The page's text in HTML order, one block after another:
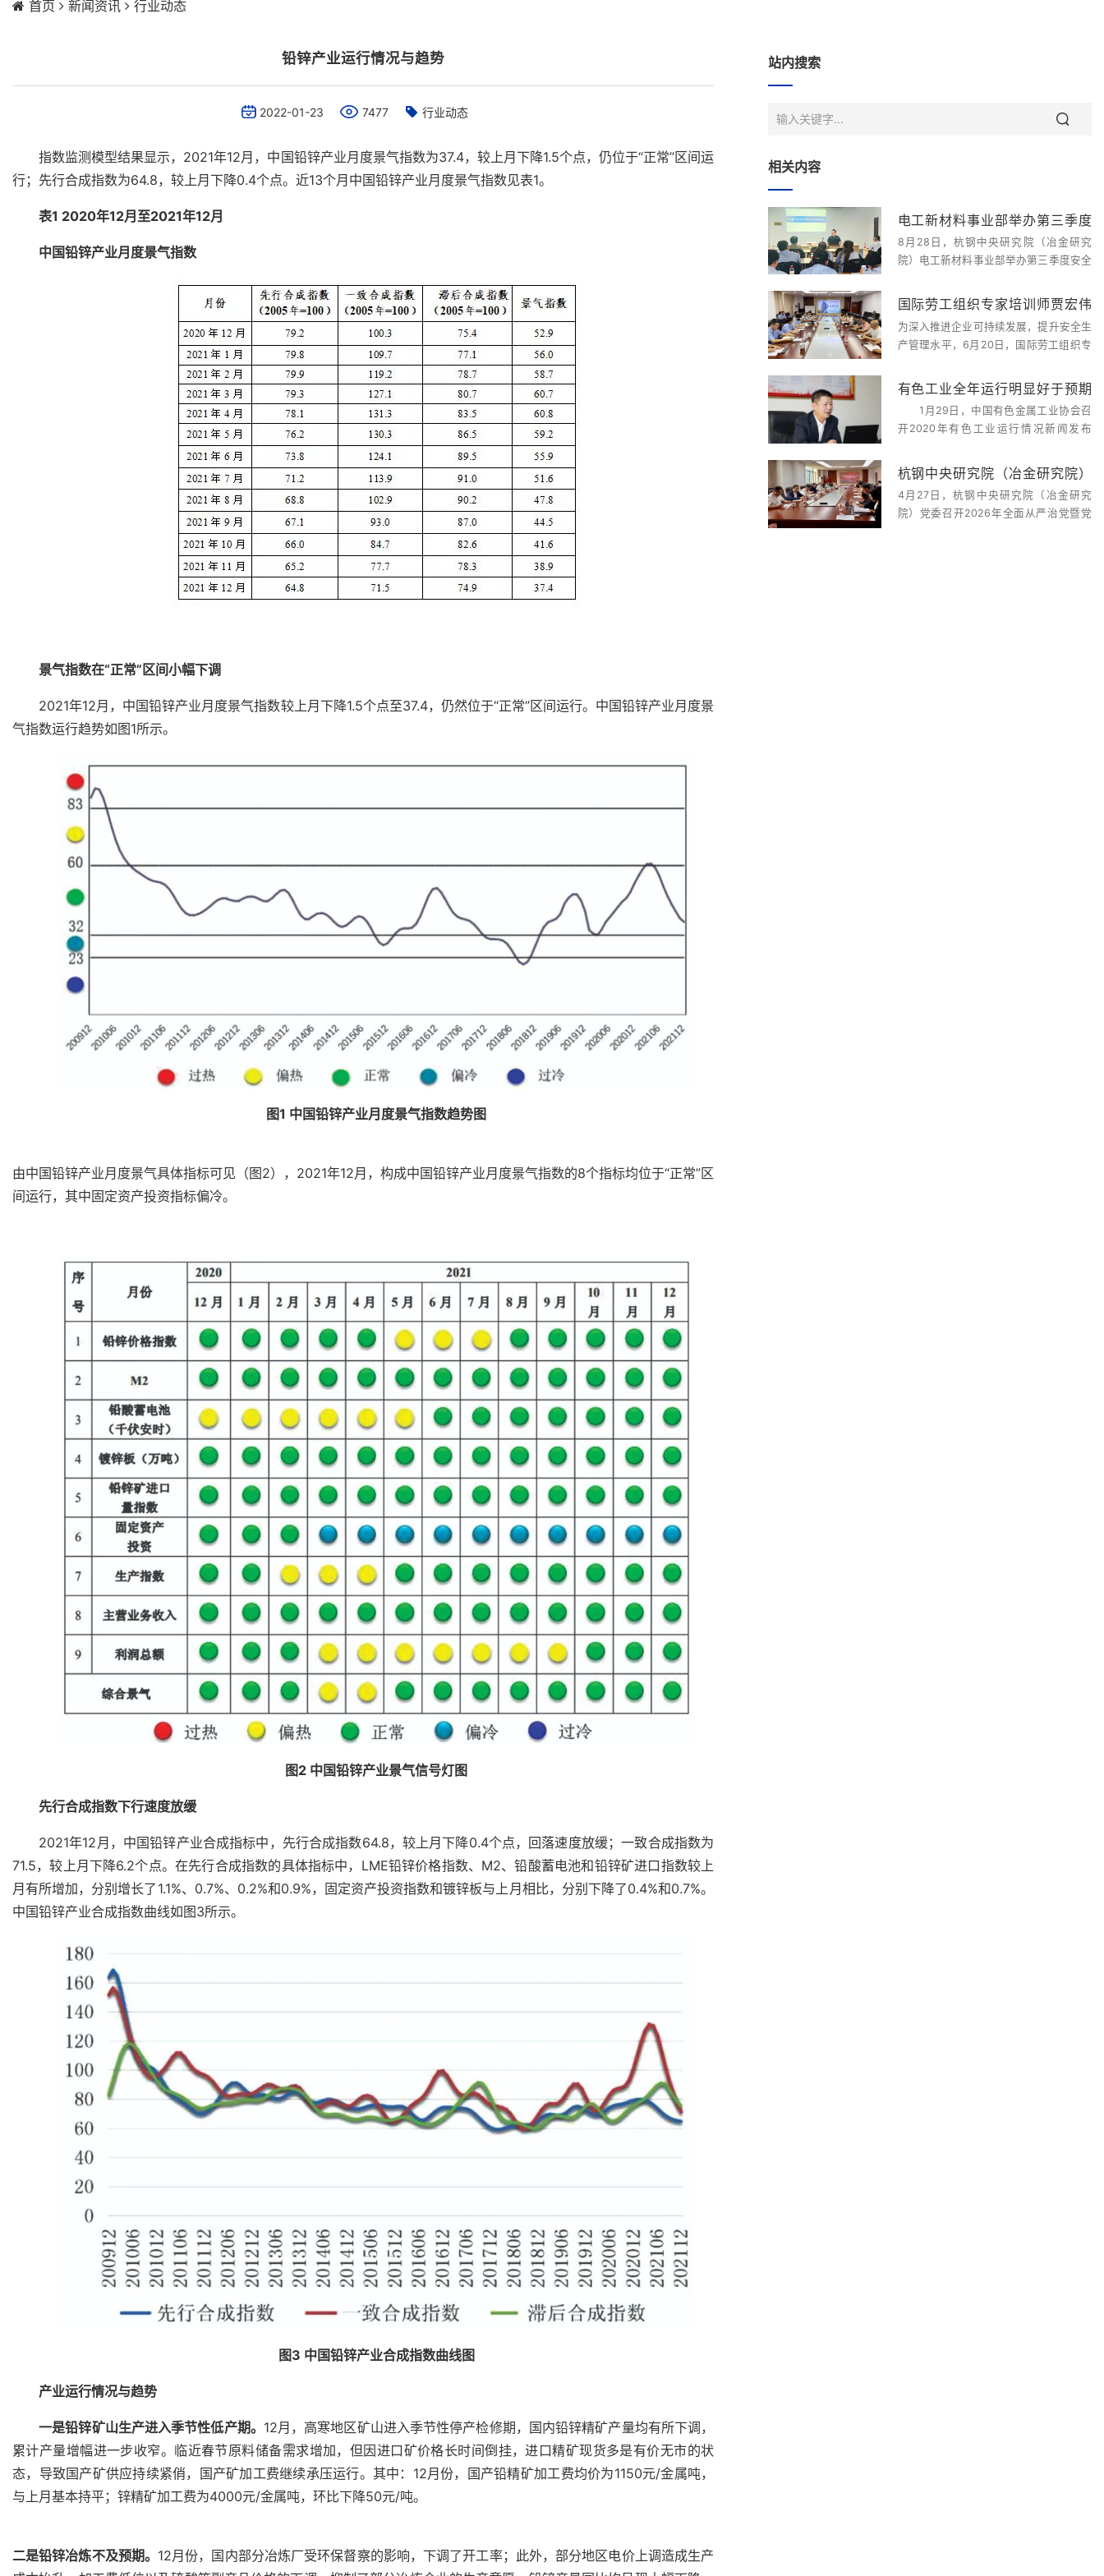
首页 新闻资讯 行业动态
铅锌产业运行情况与趋势
2022-01-23 7477 行业动态
指数监测模型结果显示，2021年12月，中国铅锌产业月度景气指数为37.4，较上月下降1.5个点，仍位于“正常”区间运
行；先行合成指数为64.8，较上月下降0.4个点。近13个月中国铅锌产业月度景气指数见表1。
表1 2020年12月至2021年12月
中国铅锌产业月度景气指数
景气指数在“正常”区间小幅下调
2021年12月，中国铅锌产业月度景气指数较上月下降1.5个点至37.4，仍然位于“正常”区间运行。中国铅锌产业月度景
气指数运行趋势如图1所示。
图1 中国铅锌产业月度景气指数趋势图
由中国铅锌产业月度景气具体指标可见（图2），2021年12月，构成中国铅锌产业月度景气指数的8个指标均位于“正常”区
间运行，其中固定资产投资指标偏冷。
图2 中国铅锌产业景气信号灯图
先行合成指数下行速度放缓
2021年12月，中国铅锌产业合成指标中，先行合成指数64.8，较上月下降0.4个点，回落速度放缓；一致合成指数为
71.5，较上月下降6.2个点。在先行合成指数的具体指标中，LME铅锌价格指数、M2、铅酸蓄电池和铅锌矿进口指数较上
月有所增加，分别增长了1.1%、0.7%、0.2%和0.9%，固定资产投资指数和镀锌板与上月相比，分别下降了0.4%和0.7%。
中国铅锌产业合成指数曲线如图3所示。
图3 中国铅锌产业合成指数曲线图
产业运行情况与趋势
一是铅锌矿山生产进入季节性低产期。 12月，高寒地区矿山进入季节性停产检修期，国内铅锌精矿产量均有所下调，
累计产量增幅进一步收窄。临近春节原料储备需求增加，但因进口矿价格长时间倒挂，进口精矿现货多是有价无市的状
态，导致国产矿供应持续紧俏，国产矿加工费继续承压运行。其中：12月份，国产铅精矿加工费均价为1150元/金属吨，
与上月基本持平；锌精矿加工费为4000元/金属吨，环比下降50元/吨。
二是铅锌冶炼不及预期。 12月份，国内部分冶炼厂受环保督察的影响，下调了开工率；此外，部分地区电价上调造成生产
站内搜索
相关内容
电工新材料事业部举办第三季度
安全培训活动
8月28日，杭钢中央研究院（冶金研究
院）电工新材料事业部举办第三季度安全
用视频学习和案例分析的形式开展，内容
涵盖了如何辨别安全工作环境、正确穿戴
劳保用品、灭火器使用方法以及触电急救
三步法等。通过...
国际劳工组织专家培训师贾宏伟
到浙江省冶金研究院开展SCORE
为深入推进企业可持续发展，提升安全生
产管理水平，6月20日，国际劳工组织专
开展企业可持续发展项目（SCORE）专
题培训。上城区应急管理局党委委员、二
级调研员伊军主持，应急管理部国际交流
合作中心SCORE项目...
有色工业全年运行明显好于预期
有色协会召开2020年有色工业运
1月29日，中国有色金属工业协会召
开2020年有色工业运行情况新闻发布
长贾明星介绍情况并答记者问。贾明星表
示，2020年，面对突如其来的新冠肺炎
疫情，在以习近平同志为核心的党中央坚
强领导下，有色金...
杭钢中央研究院（冶金研究院）
党委召开2026年全面从严治党暨
4月27日，杭钢中央研究院（冶金研究
院）党委召开2026年全面从严治党暨党